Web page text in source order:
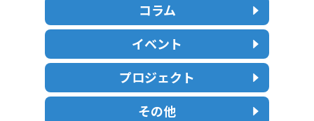
コラム
イベント
プロジェクト
その他